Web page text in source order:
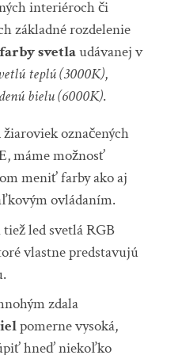
interiéroch či
základné rozdelenie
farby svetlaudávanej v
teplú (3000K),
bielu (6000K).
označených
máme možnosť
meniť farby ako aj
ovládaním.
led svetlá RGB
vlastne predstavujú
zdala
pomerne vysoká,
hneď niekoľko